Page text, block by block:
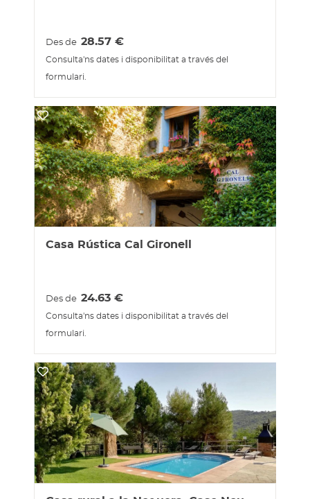
Des de 28.57€
Consulta'ns dates i disponibilitat a través del
formulari.
Casa Rústica Cal Gironell
Des de 24.63€
Consulta'ns dates i disponibilitat a través del
formulari.